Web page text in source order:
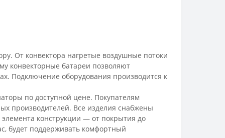
От конвектора нагретые воздушные потоки
конвекторные батареи позволяют
Подключение оборудования производится к
по доступной цене. Покупателям
производителей. Все изделия снабжены
конструкции — от покрытия до
будет поддерживать комфортный